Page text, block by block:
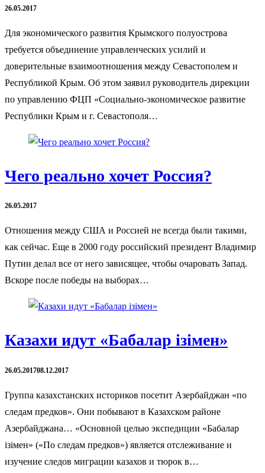
26.05.2017
Для экономического развития Крымского полуострова
требуется объединение управленческих усилий и
доверительные взаимоотношения между Севастополем и
Республикой Крым. Об этом заявил руководитель дирекции
по управлению ФЦП «Социально-экономическое развитие
Республики Крым и г. Севастополя…
Чего реально хочет Россия?
26.05.2017
Отношения между США и Россией не всегда были такими,
как сейчас. Еще в 2000 году российский президент Владимир
Путин делал все от него зависящее, чтобы очаровать Запад.
Вскоре после победы на выборах…
Казахи идут «Бабалар iзiмен»
26.05.201708.12.2017
Группа казахстанских историков посетит Азербайджан «по
следам предков». Они побывают в Казахском районе
Азербайджана… «Основной целью экспедиции «Бабалар
ізімен» («По следам предков») является отслеживание и
изучение следов миграции казахов и тюрок в…